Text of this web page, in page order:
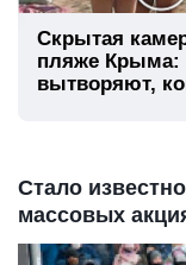
Скрытая
пляже
вытворяют,
Стало
массовых